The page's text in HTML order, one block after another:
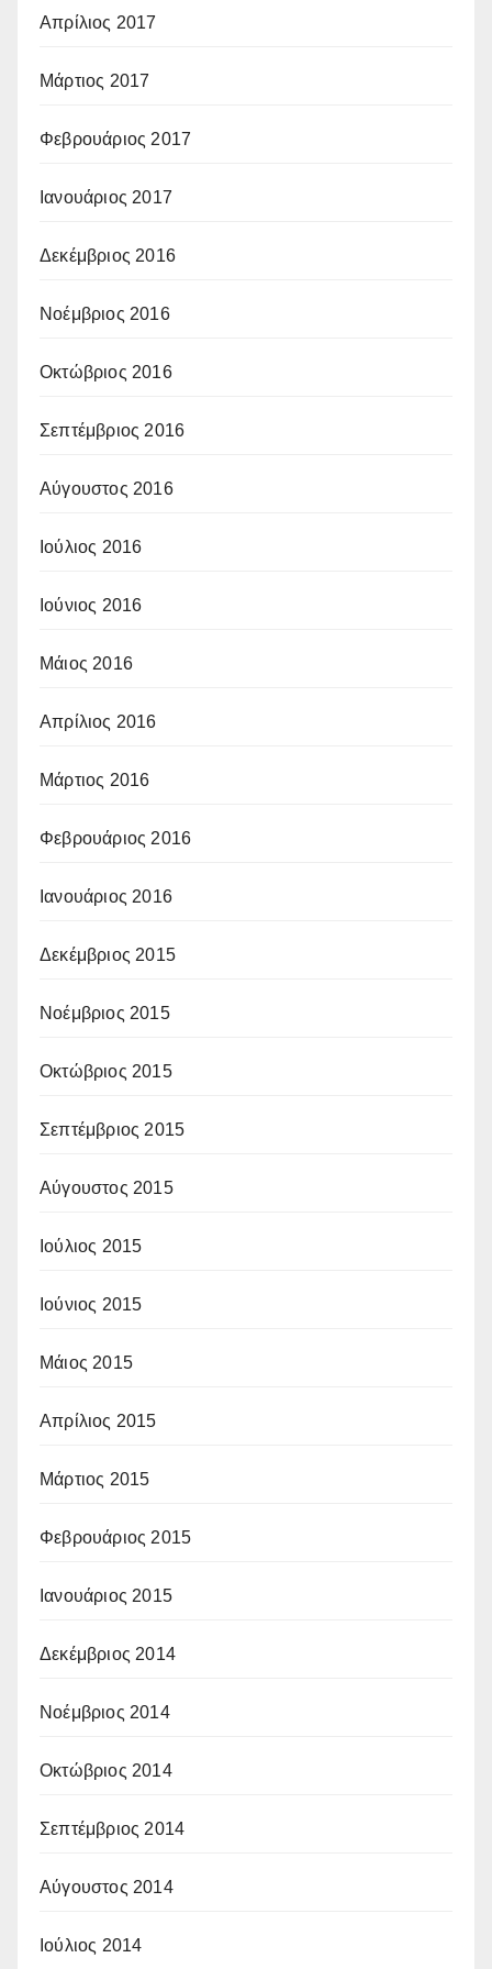
Απρίλιος 2017
Μάρτιος 2017
Φεβρουάριος 2017
Ιανουάριος 2017
Δεκέμβριος 2016
Νοέμβριος 2016
Οκτώβριος 2016
Σεπτέμβριος 2016
Αύγουστος 2016
Ιούλιος 2016
Ιούνιος 2016
Μάιος 2016
Απρίλιος 2016
Μάρτιος 2016
Φεβρουάριος 2016
Ιανουάριος 2016
Δεκέμβριος 2015
Νοέμβριος 2015
Οκτώβριος 2015
Σεπτέμβριος 2015
Αύγουστος 2015
Ιούλιος 2015
Ιούνιος 2015
Μάιος 2015
Απρίλιος 2015
Μάρτιος 2015
Φεβρουάριος 2015
Ιανουάριος 2015
Δεκέμβριος 2014
Νοέμβριος 2014
Οκτώβριος 2014
Σεπτέμβριος 2014
Αύγουστος 2014
Ιούλιος 2014